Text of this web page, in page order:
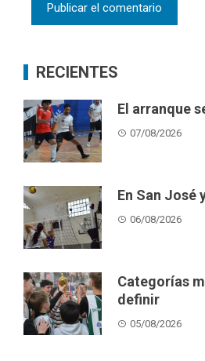
RECIENTES
El arranque
07/08/2026
En San José
06/08/2026
Categorías
definir
05/08/2026